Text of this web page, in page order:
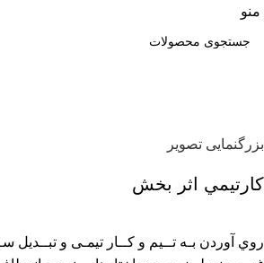
منو
بزرگنمایی تصویر
كارتيمي اثر بخش
روي آوردن ﺑـﻪ ﺗــﻴﻢ و ﻛــﺎر ﺗﻴﻤـﻰ و ﺗﺒــﺪﻳﻞ